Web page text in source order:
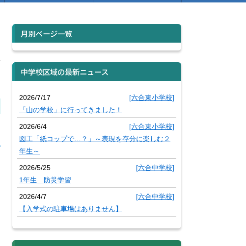
月別ページ一覧
中学校区域の最新ニュース
2026/7/17
[六合東小学校]
「山の学校」に行ってきました！
2026/6/4
[六合東小学校]
図工「紙コップで…？」～表現を存分に楽しむ２
年生～
2026/5/25
[六合中学校]
1年生 防災学習
2026/4/7
[六合中学校]
【入学式の駐車場はありません】